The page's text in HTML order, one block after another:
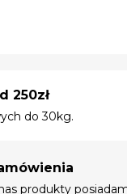
250zł
do 30kg.
produkty